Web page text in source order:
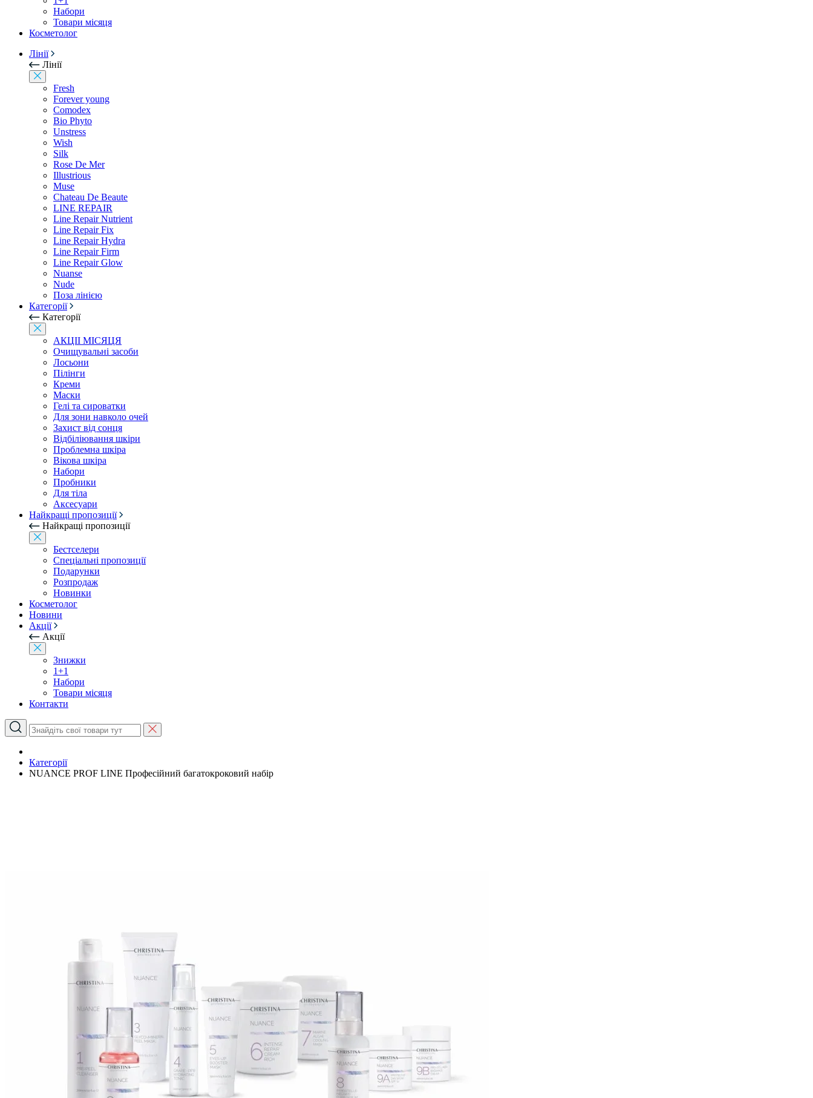
Набори
Товари місяця
Косметолог
Лінії
Лінії
Fresh
Forever young
Comodex
Bio Phyto
Unstress
Wish
Silk
Rose De Mer
Illustrious
Muse
Chateau De Beaute
LINE REPAIR
Line Repair Nutrient
Line Repair Fix
Line Repair Hydra
Line Repair Firm
Line Repair Glow
Nuanse
Nude
Поза лінією
Категорії
Категорії
АКЦІІ МІСЯЦЯ
Очищувальні засоби
Лосьони
Пілінги
Креми
Маски
Гелі та сироватки
Для зони навколо очей
Захист від сонця
Відбіліювання шкіри
Проблемна шкіра
Вікова шкіра
Набори
Пробники
Для тіла
Аксесуари
Найкращі пропозиції
Найкращі пропозиції
Бестселери
Спеціальні пропозиції
Подарунки
Розпродаж
Новинки
Косметолог
Новини
Акції
Акції
Знижки
1+1
Набори
Товари місяця
Контакти
Категорії
NUANCE PROF LINE Професійний багатокроковий набір